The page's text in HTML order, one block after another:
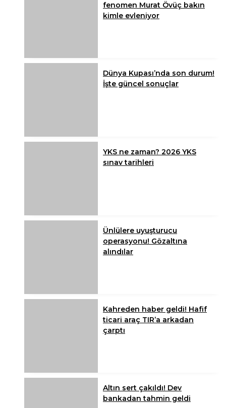
fenomen Murat Övüç bakın
kimle evleniyor
Dünya Kupası’nda son durum!
İşte güncel sonuçlar
YKS ne zaman? 2026 YKS
sınav tarihleri
Ünlülere uyuşturucu
operasyonu! Gözaltına
alındılar
Kahreden haber geldi! Hafif
ticari araç TIR’a arkadan
çarptı
Altın sert çakıldı! Dev
bankadan tahmin geldi